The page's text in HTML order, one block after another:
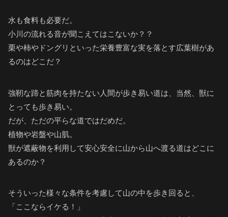
水も食料も必要だ。
小川の流れる音が聞こえてはこないか？？
栗や柿やドングリといった栄養豊富な実を落とす広葉樹があ
るのはどこだ？
強靭な蹄と筋肉を持たない人間が歩き易い道は、当然、獣に
とっても歩き易い。
だが、ただの平らな道ではだめだ。
植物や岩盤や山肌。
獣が遮蔽物を利用して安心安全に山から山へ渡る道はどこに
あるのか？
そういった様々な条件を考慮して山の中を歩き回ると、
「ここならイケる！」